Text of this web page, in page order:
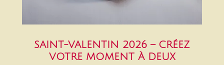
SAINT-VALENTIN 2026 – CRÉEZ
VOTRE MOMENT À DEUX